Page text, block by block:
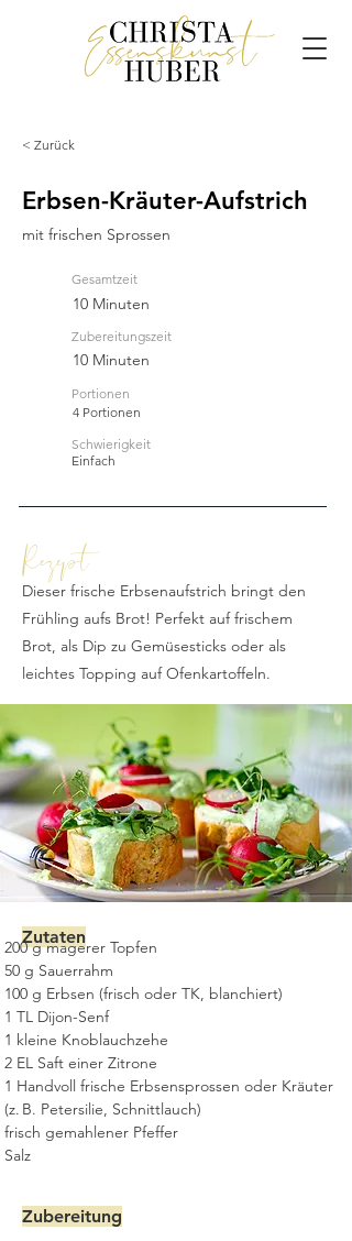
< Zurück
Erbsen-Kräuter-Aufstrich
mit frischen Sprossen
Gesamtzeit
10 Minuten
Zubereitungszeit
10 Minuten
Portionen
4 Portionen
Schwierigkeit
Einfach
Rezept
Dieser frische Erbsenaufstrich bringt den
Frühling aufs Brot! Perfekt auf frischem
Brot, als Dip zu Gemüsesticks oder als
leichtes Topping auf Ofenkartoffeln.
Zutaten
200 g magerer Topfen
50 g Sauerrahm
100 g Erbsen (frisch oder TK, blanchiert)
1 TL Dijon-Senf
1 kleine Knoblauchzehe
2 EL Saft einer Zitrone
1 Handvoll frische Erbsensprossen oder Kräuter
(z. B. Petersilie, Schnittlauch)
frisch gemahlener Pfeffer
Salz
Zubereitung